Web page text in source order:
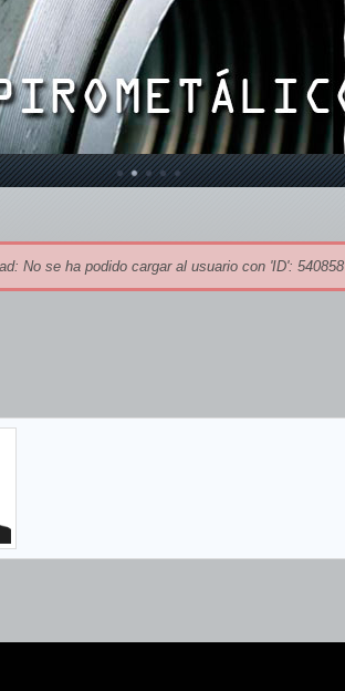
No se ha podido cargar al usuario con 'ID': 540858